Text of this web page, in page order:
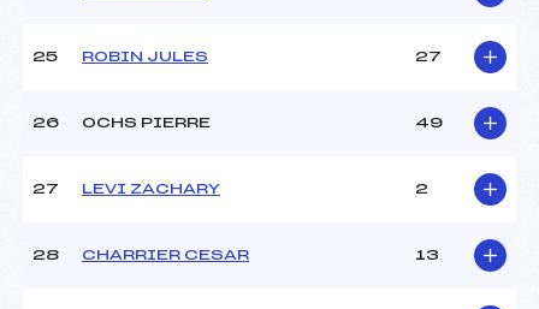
25 ROBIN JULES 27
26 OCHS PIERRE 49
27 LEVI ZACHARY 2
28 CHARRIER CESAR 13